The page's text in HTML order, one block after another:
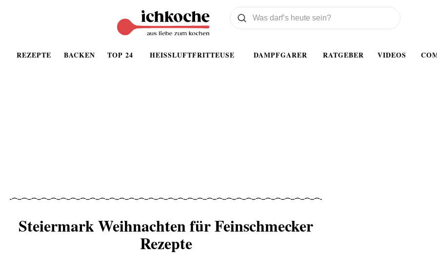
REZEPTE BACKEN TOP 24 HEISSLUFTFRITTEUSE DAMPFGARER RATGEBER VIDEOS
Was wollen Sie suchen
Suchen
Steiermark Weihnachten für Feinschmecker
Rezepte